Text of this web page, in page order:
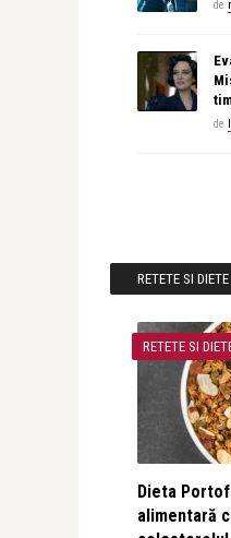
de
de
RETETE SI DIETE
RETETE SI
Dieta
alimentară